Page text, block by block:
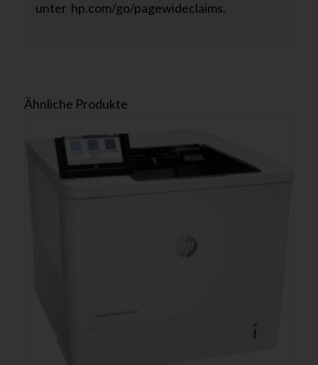
unter hp.com/go/pagewideclaims.
Ähnliche Produkte